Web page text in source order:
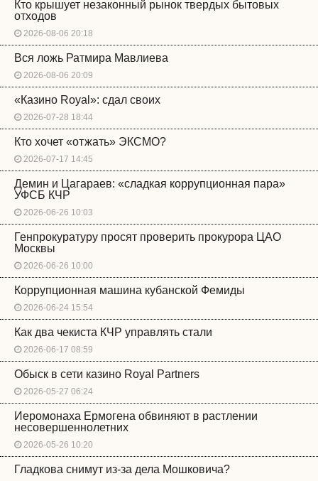
Кто крышует незаконный рынок твердых бытовых
отходов
2026-08-06 20:18
Вся ложь Ратмира Мавлиева
2026-08-06 20:09
«Казино Royal»: сдал своих
2026-07-28 18:44
Кто хочет «отжать» ЭКСМО?
2026-07-17 14:45
Демин и Цагараев: «сладкая коррупционная пара»
УФСБ КЧР
2026-06-26 10:03
Генпрокуратуру просят проверить прокурора ЦАО
Москвы
2026-06-26 10:00
Коррупционная машина кубанской Фемиды
2026-06-24 15:54
Как два чекиста КЧР управлять стали
2026-06-17 08:59
Обыск в сети казино Royal Partners
2026-05-27 06:24
Иеромонаха Ермогена обвиняют в растлении
несовершеннолетних
2026-05-26 10:20
Гладкова снимут из-за дела Мошковича?